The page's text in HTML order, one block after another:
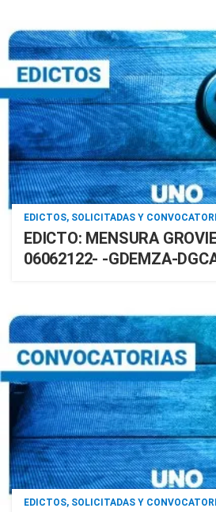
EDICTOS, SOLICITADAS Y
EDICTO: MENSURA
06062122- -GDEMZA-
EDICTOS, SOLICITADAS Y